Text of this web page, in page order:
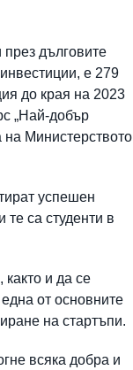
дълговите
е 279
до края на 2023
„Най-добър
на Министерството
успешен
те са студенти в
и да се
от основните
на стартъпи.
всяка добра и